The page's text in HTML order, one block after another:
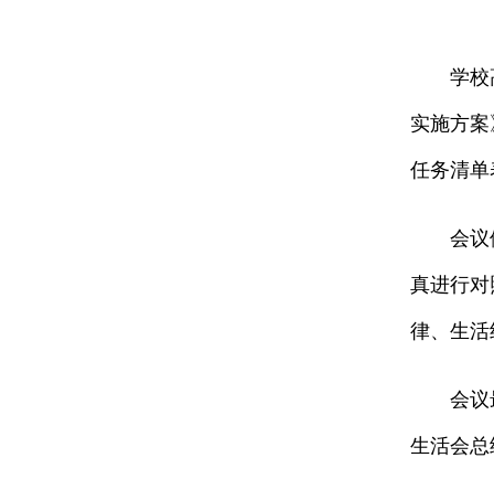
学校
实施方
任务清
会议
真进行
律、生
会议
生活会